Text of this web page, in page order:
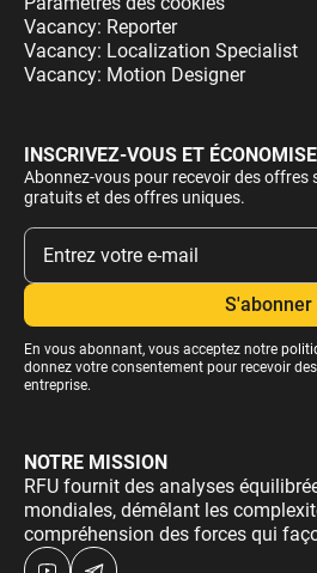
Vacancy: Reporter
Vacancy: Localization Specialist
Vacancy: Motion Designer
INSCRIVEZ-VOUS ET
Abonnez-vous pour recevoir des offres
gratuits et des offres uniques.
En vous abonnant, vous acceptez notre
donnez votre consentement pour recevoir
entreprise.
NOTRE MISSION
RFU fournit des analyses
mondiales, démêlant les
compréhension des forces qui